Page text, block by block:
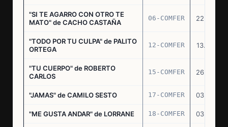
"SI TE AGARRO CON OTRO TE
MATO" de CACHO CASTAÑA
06-COMFER 22.04.76
"TODO POR TU CULPA" de PALITO
ORTEGA
12-COMFER 13.05.76
"TU CUERPO" de ROBERTO
CARLOS
15-COMFER 26.05.76
"JAMAS" de CAMILO SESTO 17-COMFER 03.06.76
"ME GUSTA ANDAR" de LORRANE 18-COMFER 03.06.76